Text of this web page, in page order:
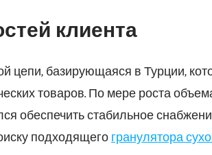
клиента
цепи, базирующаяся в Турции,
товаров. По мере роста
обеспечить стабильное
подходящегогранулятора